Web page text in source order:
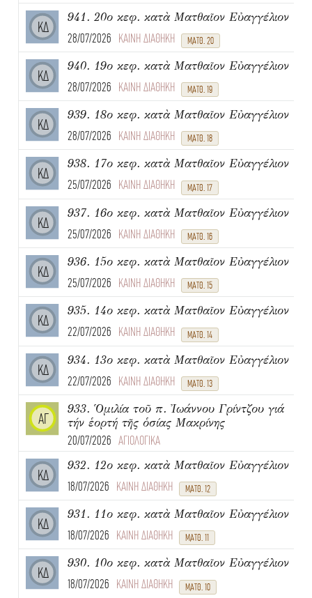
ΚΔ
941. 20ο κεφ. κατὰ Ματθαῖον Εὐαγγέλιον
28/07/2026 ΚΑΙΝΗ ΔΙΑΘΗΚΗ ΜΑΤΘ. 20
ΚΔ
940. 19ο κεφ. κατὰ Ματθαῖον Εὐαγγέλιον
28/07/2026 ΚΑΙΝΗ ΔΙΑΘΗΚΗ ΜΑΤΘ. 19
ΚΔ
939. 18ο κεφ. κατὰ Ματθαῖον Εὐαγγέλιον
28/07/2026 ΚΑΙΝΗ ΔΙΑΘΗΚΗ ΜΑΤΘ. 18
ΚΔ
938. 17ο κεφ. κατὰ Ματθαῖον Εὐαγγέλιον
25/07/2026 ΚΑΙΝΗ ΔΙΑΘΗΚΗ ΜΑΤΘ. 17
ΚΔ
937. 16ο κεφ. κατὰ Ματθαῖον Εὐαγγέλιον
25/07/2026 ΚΑΙΝΗ ΔΙΑΘΗΚΗ ΜΑΤΘ. 16
ΚΔ
936. 15ο κεφ. κατὰ Ματθαῖον Εὐαγγέλιον
25/07/2026 ΚΑΙΝΗ ΔΙΑΘΗΚΗ ΜΑΤΘ. 15
ΚΔ
935. 14ο κεφ. κατὰ Ματθαῖον Εὐαγγέλιον
22/07/2026 ΚΑΙΝΗ ΔΙΑΘΗΚΗ ΜΑΤΘ. 14
ΚΔ
934. 13ο κεφ. κατὰ Ματθαῖον Εὐαγγέλιον
22/07/2026 ΚΑΙΝΗ ΔΙΑΘΗΚΗ ΜΑΤΘ. 13
ΑΓ
933. Ὁμιλία τοῦ π. Ἰωάννου Γρίντζου γιά
τήν ἑορτή τῆς ὁσίας Μακρίνης
20/07/2026 ΑΓΙΟΛΟΓΙΚΑ
ΚΔ
932. 12ο κεφ. κατὰ Ματθαῖον Εὐαγγέλιον
18/07/2026 ΚΑΙΝΗ ΔΙΑΘΗΚΗ ΜΑΤΘ. 12
ΚΔ
931. 11ο κεφ. κατὰ Ματθαῖον Εὐαγγέλιον
18/07/2026 ΚΑΙΝΗ ΔΙΑΘΗΚΗ ΜΑΤΘ. 11
ΚΔ
930. 10ο κεφ. κατὰ Ματθαῖον Εὐαγγέλιον
18/07/2026 ΚΑΙΝΗ ΔΙΑΘΗΚΗ ΜΑΤΘ. 10